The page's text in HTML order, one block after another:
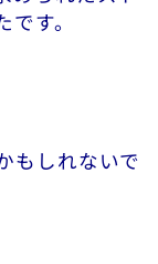
す。
もしれないで